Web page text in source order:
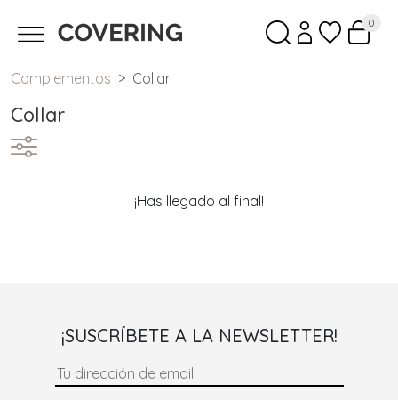
0
Complementos Collar
Collar
¡Has llegado al final!
¡SUSCRÍBETE A LA NEWSLETTER!